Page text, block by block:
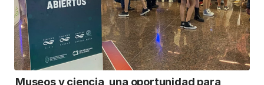
Museos y ciencia, una oportunidad para